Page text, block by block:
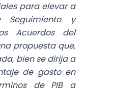
para elevar a
Seguimiento y
Acuerdos del
propuesta que,
bien se dirija a
de gasto en
de PIB a